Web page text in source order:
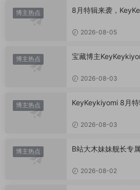
博主热点
8月特辑来袭，
2026-08-05
博主热点
宝藏博主
2026-08-03
博主热点 KeyKeykiyomi 8月特
2026-08-03
博主热点
B站大木妹妹舰长专
2026-08-02